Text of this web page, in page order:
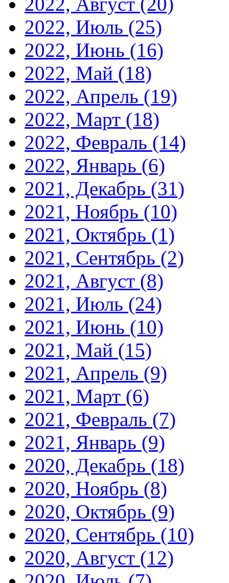
2022, Июль (25)
2022, Июнь (16)
2022, Май (18)
2022, Апрель (19)
2022, Март (18)
2022, Февраль (14)
2022, Январь (6)
2021, Декабрь (31)
2021, Ноябрь (10)
2021, Октябрь (1)
2021, Сентябрь (2)
2021, Август (8)
2021, Июль (24)
2021, Июнь (10)
2021, Май (15)
2021, Апрель (9)
2021, Март (6)
2021, Февраль (7)
2021, Январь (9)
2020, Декабрь (18)
2020, Ноябрь (8)
2020, Октябрь (9)
2020, Сентябрь (10)
2020, Август (12)